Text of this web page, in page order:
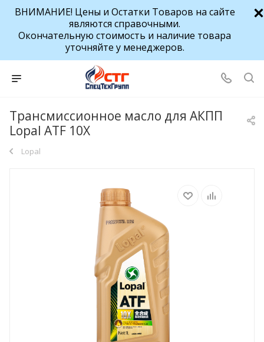
ВНИМАНИЕ! Цены и Остатки Товаров на сайте
являются справочными.
Окончательную стоимость и наличие товара
уточняйте у менеджеров.
Трансмиссионное масло для АКПП
Lopal ATF 10X
Lopal